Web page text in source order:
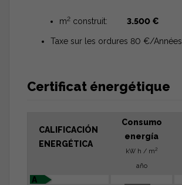
m2 construit: 3.500 €
Taxe sur les ordures 80 €/Années
Certificat énergétique
CALIFICACIÓN
ENERGÉTICA
Consumo
energía
kW h / m2
año
A